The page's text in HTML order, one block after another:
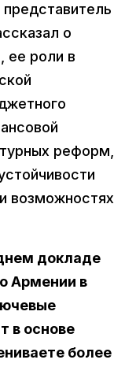
о
ее роли в
реформ,
возможностях
докладе
Армении в
в основе
более